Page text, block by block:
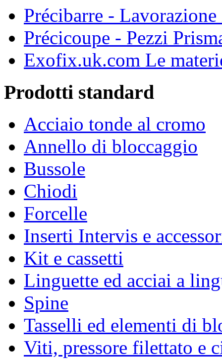
Précibarre -
Précicoupe - Pezzi
Exofix.uk.com Le
Prodotti standard
Acciaio tonde al cromo
Annello di bloccaggio
Bussole
Chiodi
Forcelle
Inserti Intervis e
Kit e cassetti
Linguette ed acciai a
Spine
Tasselli ed elementi di
Viti, pressore filettato e